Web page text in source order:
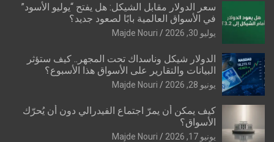
سعر الدولار مقابل الشيكل: هل يفتح “يوليو الأسود”
في الأسواق العالمية بابًا لصعود جديد؟
يوليو 30, 2026 Majde Nouri
الدولار شيكل وناسداك تحت المجهر.. كيف ستؤثر
البيانات والتقارير على الأسواق هذا الأسبوع؟
يونيو 28, 2026 Majde Nouri
كيف يمكن أن يمرّ اجتماع الفيدرالي دون أن يُحرّك
الأسواق؟
يونيو 17, 2026 Majde Nouri